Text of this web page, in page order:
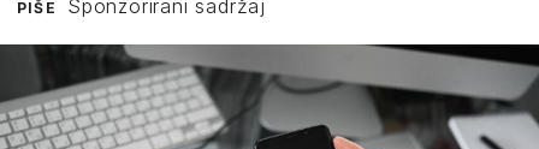
PIŠE Sponzorirani sadržaj